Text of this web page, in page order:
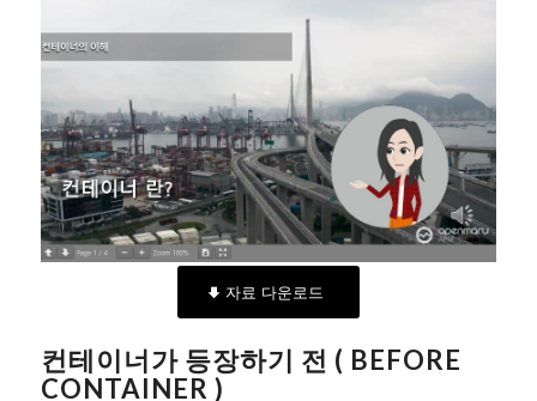
자료 다운로드
컨테이너가 등장하기 전 ( BEFORE
CONTAINER )